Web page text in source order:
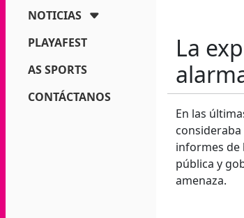
NOTICIAS
PLAYAFEST
AS SPORTS
CONTÁCTANOS
La
En las
informes de
pública y
amenaza.